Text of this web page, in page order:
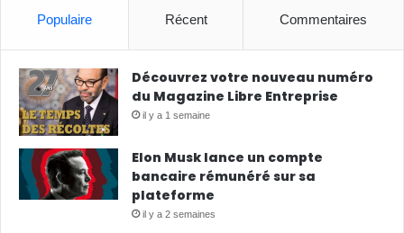
Populaire Récent Commentaires
Découvrez votre nouveau numéro
du Magazine Libre Entreprise
il y a 1 semaine
Elon Musk lance un compte
bancaire rémunéré sur sa
plateforme
il y a 2 semaines